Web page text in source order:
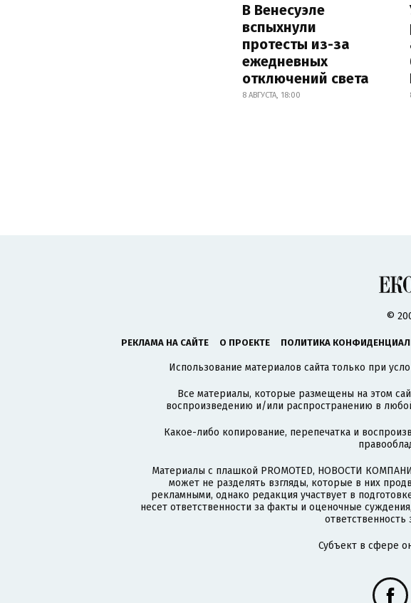
В Венесуэле
вспыхнули
протесты из-за
ежедневных
отключений света
8 АВГУСТА, 18:00
©
РЕКЛАМА НА САЙТЕ О ПРОЕКТЕ ПОЛИТИКА
Использование материалов сайта только при
Все материалы, которые размещены на этом
воспроизведению и/или распространению в
Какое-либо копирование, перепечатка и
Материалы с плашкой PROMOTED, НОВОСТИ
может не разделять взгляды, которые в них
рекламными, однако редакция участвует в
несет ответственности за факты и оценочные
Субъект в сфере